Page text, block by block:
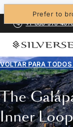
Prefer to
+1-888-978-
VOLTAR PARA
The
Inner Loop